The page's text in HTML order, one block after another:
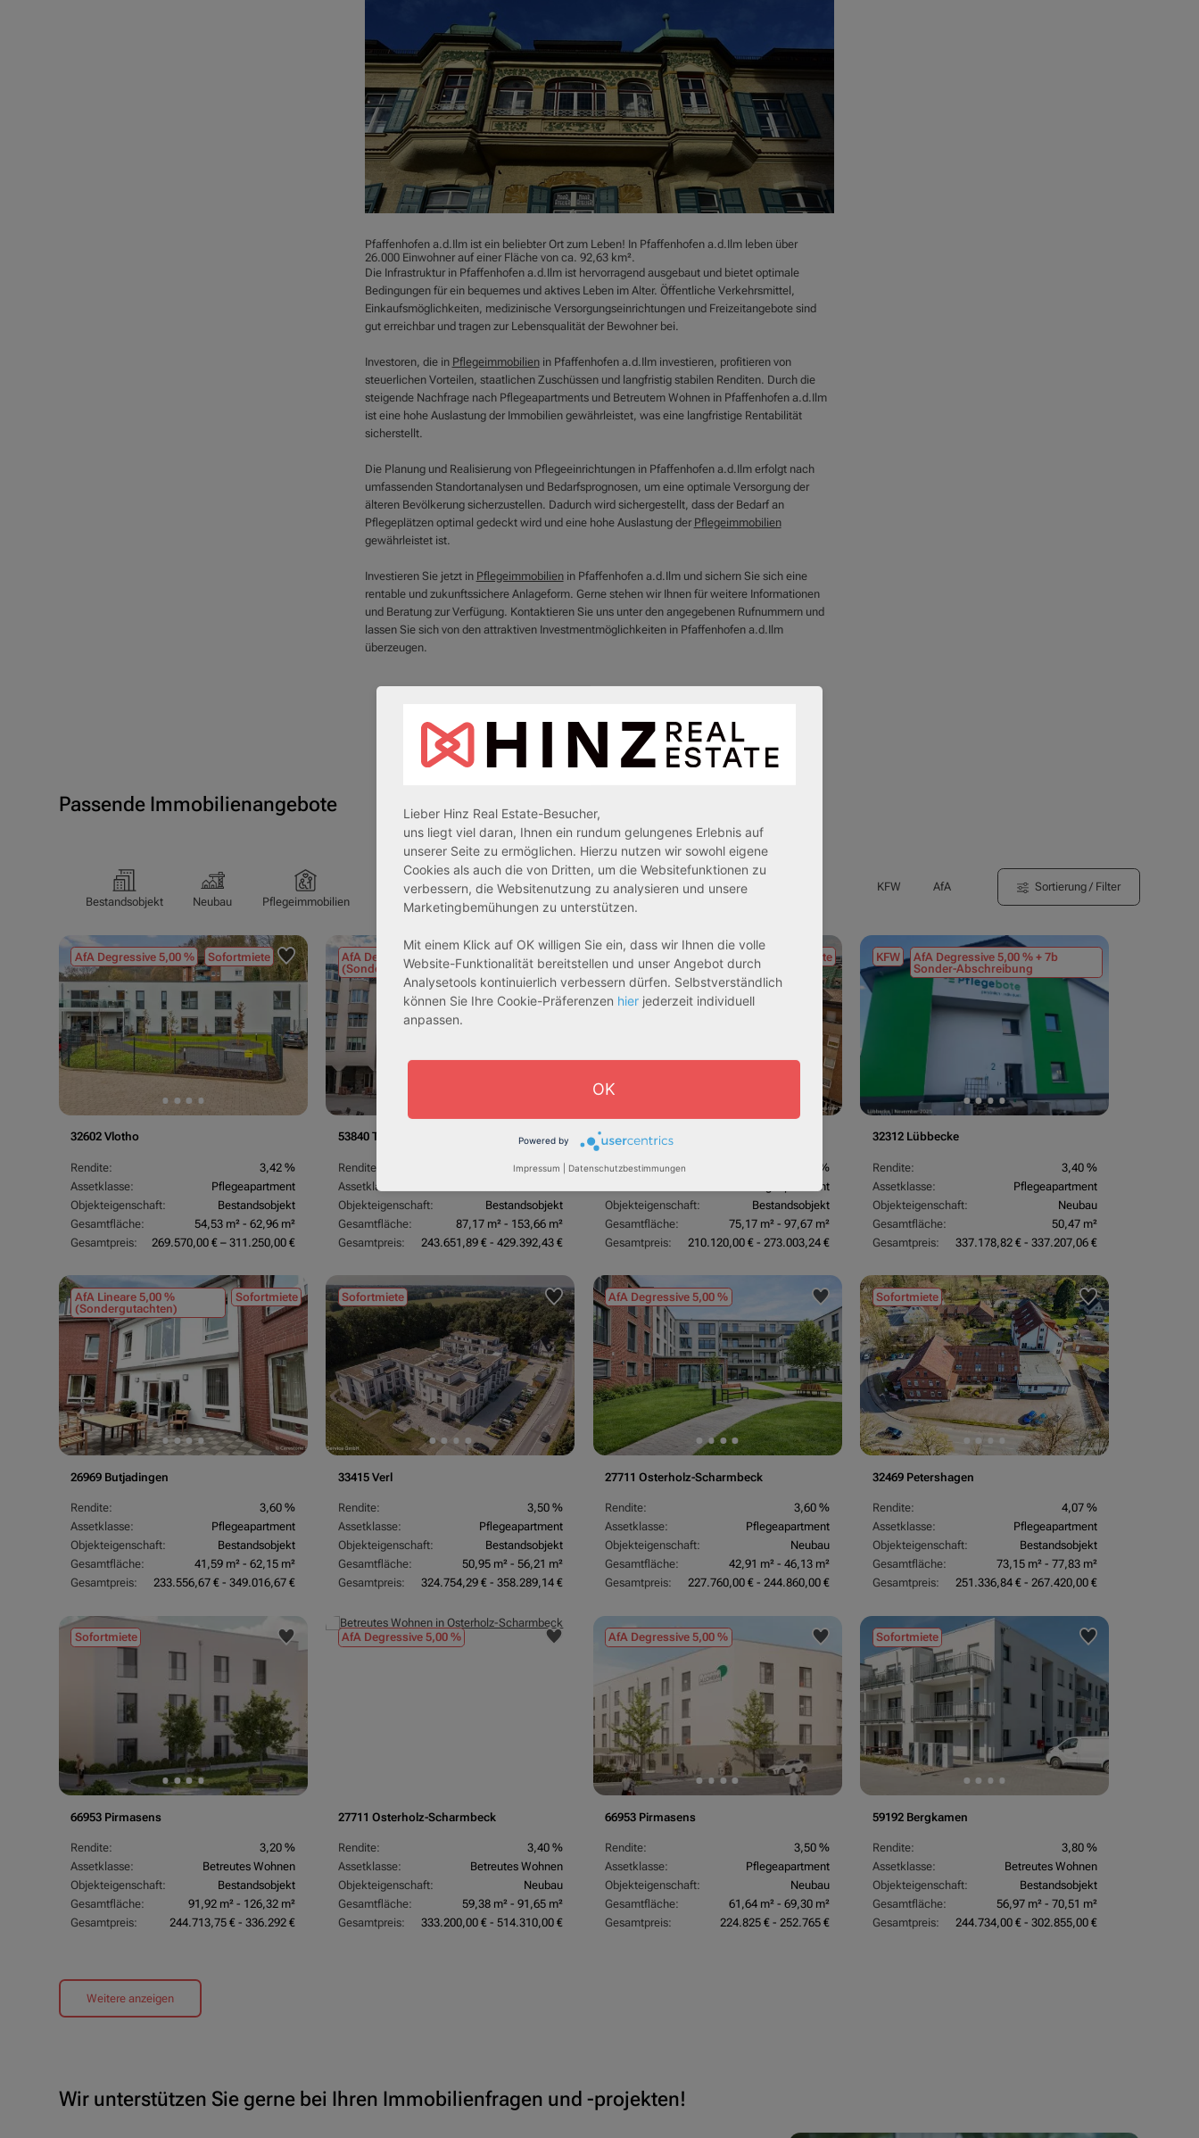
Pfaffenhofen a.d.Ilm ist ein beliebter Ort zum Leben! In Pfaffenhofen a.d.Ilm leben über
26.000 Einwohner auf einer Fläche von ca. 92,63 km².
Die Infrastruktur in Pfaffenhofen a.d.Ilm ist hervorragend ausgebaut und bietet optimale
Bedingungen für ein bequemes und aktives Leben im Alter. Öffentliche Verkehrsmittel,
Einkaufsmöglichkeiten, medizinische Versorgungseinrichtungen und Freizeitangebote sind
gut erreichbar und tragen zur Lebensqualität der Bewohner bei.
Investoren, die in Pflegeimmobilienin Pfaffenhofen a.d.Ilm investieren, profitieren von
steuerlichen Vorteilen, staatlichen Zuschüssen und langfristig stabilen Renditen. Durch die
steigende Nachfrage nach Pflegeapartments und Betreutem Wohnen in Pfaffenhofen a.d.Ilm
ist eine hohe Auslastung der Immobilien gewährleistet, was eine langfristige Rentabilität
sicherstellt.
Die Planung und Realisierung von Pflegeeinrichtungen in Pfaffenhofen a.d.Ilm erfolgt nach
umfassenden Standortanalysen und Bedarfsprognosen, um eine optimale Versorgung der
älteren Bevölkerung sicherzustellen. Dadurch wird sichergestellt, dass der Bedarf an
Pflegeplätzen optimal gedeckt wird und eine hohe Auslastung der Pflegeimmobilien
gewährleistet ist.
Investieren Sie jetzt in Pflegeimmobilienin Pfaffenhofen a.d.Ilm und sichern Sie sich eine
rentable und zukunftssichere Anlageform. Gerne stehen wir Ihnen für weitere Informationen
und Beratung zur Verfügung. Kontaktieren Sie uns unter den angegebenen Rufnummern und
lassen Sie sich von den attraktiven Investmentmöglichkeiten in Pfaffenhofen a.d.Ilm
überzeugen.
Passende Immobilienangebote
Bestandsobjekt Neubau Pflegeimmobilien Pflegeapartments Senioren-/Betreutes Wohnen
KFW AfA Sortierung / Filter
AfA Degressive 5,00 % Sofortmiete
32602 Vlotho
Rendite:
3,42 %
Assetklasse:
Pflegeapartment
Objekteigenschaft:
Bestandsobjekt
Gesamtfläche:
54,53 m² - 62,96 m²
Gesamtpreis:
269.570,00 € – 311.250,00 €
AfA Degressive 5,00 %
(Sondergutachten)
Sofortmiete
53840 Troisdorf
Rendite:
3,70 %
Assetklasse:
Objekteigenschaft:
Bestandsobjekt
Gesamtfläche:
87,17 m² - 153,66 m²
Gesamtpreis:
243.651,89 € - 429.392,43 €
AfA Lineare 5,00 %
(Sondergutachten)
Sofortmiete
53840 Troisdorf
Rendite:
3,70 %
Pflegeapartment
Objekteigenschaft:
Bestandsobjekt
Gesamtfläche:
75,17 m² - 97,67 m²
Gesamtpreis:
210.120,00 € - 273.003,24 €
KFW
AfA Degressive 5,00 % + 7b
Sonder-Abschreibung
32312 Lübbecke
Rendite:
3,40 %
Assetklasse:
Pflegeapartment
Objekteigenschaft:
Neubau
Gesamtfläche:
50,47 m²
Gesamtpreis:
337.178,82 € - 337.207,06 €
AfA Lineare 5,00 %
(Sondergutachten)
Sofortmiete
26969 Butjadingen
Rendite:
3,60 %
Assetklasse:
Pflegeapartment
Objekteigenschaft:
Bestandsobjekt
Gesamtfläche:
41,59 m² - 62,15 m²
Gesamtpreis:
233.556,67 € - 349.016,67 €
Sofortmiete
33415 Verl
Rendite:
3,50 %
Assetklasse:
Pflegeapartment
Objekteigenschaft:
Bestandsobjekt
Gesamtfläche:
50,95 m² - 56,21 m²
Gesamtpreis:
324.754,29 € - 358.289,14 €
AfA Degressive 5,00 %
27711 Osterholz-Scharmbeck
Rendite:
3,60 %
Assetklasse:
Pflegeapartment
Objekteigenschaft:
Neubau
Gesamtfläche:
42,91 m² - 46,13 m²
Gesamtpreis:
227.760,00 € - 244.860,00 €
Sofortmiete
32469 Petershagen
Rendite:
4,07 %
Assetklasse:
Pflegeapartment
Objekteigenschaft:
Bestandsobjekt
Gesamtfläche:
73,15 m² - 77,83 m²
Gesamtpreis:
251.336,84 € - 267.420,00 €
Sofortmiete
66953 Pirmasens
Rendite:
3,20 %
Assetklasse:
Betreutes Wohnen
Objekteigenschaft:
Bestandsobjekt
Gesamtfläche:
91,92 m² - 126,32 m²
Gesamtpreis:
244.713,75 € - 336.292 €
AfA Degressive 5,00 %
27711 Osterholz-Scharmbeck
Rendite:
3,40 %
Assetklasse:
Betreutes Wohnen
Objekteigenschaft:
Neubau
Gesamtfläche:
59,38 m² - 91,65 m²
Gesamtpreis:
333.200,00 € - 514.310,00 €
AfA Degressive 5,00 %
66953 Pirmasens
Rendite:
3,50 %
Assetklasse:
Pflegeapartment
Objekteigenschaft:
Neubau
Gesamtfläche:
61,64 m² - 69,30 m²
Gesamtpreis:
224.825 € - 252.765 €
Sofortmiete
59192 Bergkamen
Rendite:
3,80 %
Assetklasse:
Betreutes Wohnen
Objekteigenschaft:
Bestandsobjekt
Gesamtfläche:
56,97 m² - 70,51 m²
Gesamtpreis:
244.734,00 € - 302.855,00 €
Weitere anzeigen
Wir unterstützen Sie gerne bei Ihren Immobilienfragen und -projekten!
Lieber Hinz Real Estate-Besucher,
uns liegt viel daran, Ihnen ein rundum gelungenes Erlebnis auf
unserer Seite zu ermöglichen. Hierzu nutzen wir sowohl eigene
Cookies als auch die von Dritten, um die Websitefunktionen zu
verbessern, die Websitenutzung zu analysieren und unsere
Marketingbemühungen zu unterstützen.
Mit einem Klick auf OK willigen Sie ein, dass wir Ihnen die volle
Website-Funktionalität bereitstellen und unser Angebot durch
Analysetools kontinuierlich verbessern dürfen. Selbstverständlich
können Sie Ihre Cookie-Präferenzen hier jederzeit individuell
anpassen.
OK
Powered by
Impressum Datenschutzbestimmungen